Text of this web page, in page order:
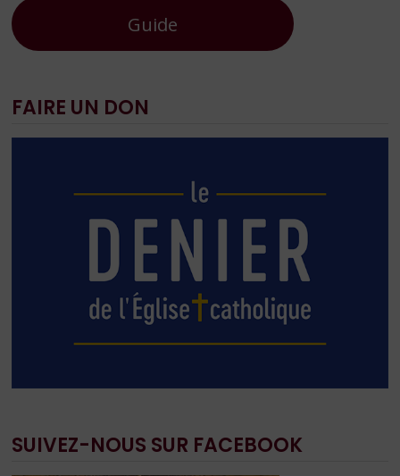
Guide
FAIRE UN DON
SUIVEZ-NOUS SUR FACEBOOK